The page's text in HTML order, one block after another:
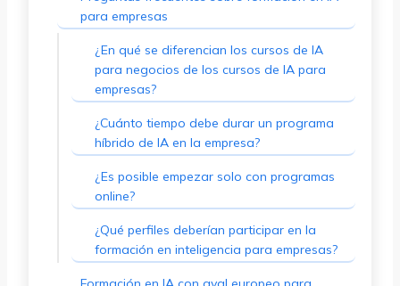
para empresas
¿En qué se diferencian los cursos de IA
para negocios de los cursos de IA para
empresas?
¿Cuánto tiempo debe durar un programa
híbrido de IA en la empresa?
¿Es posible empezar solo con programas
online?
¿Qué perfiles deberían participar en la
formación en inteligencia para empresas?